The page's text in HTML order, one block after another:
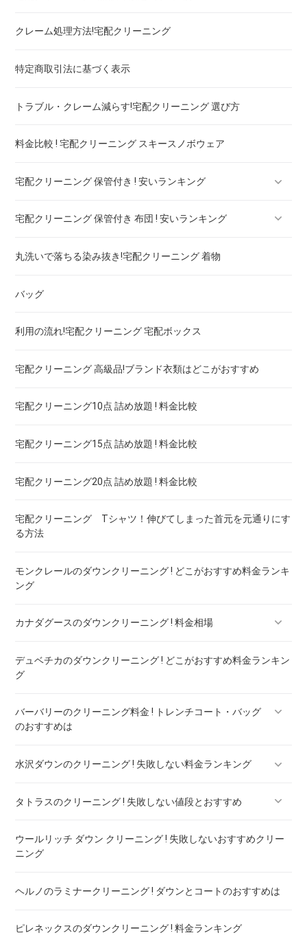
ブランドワンピース！宅配クリーニング 高品質 料金 比較
スカート・パンツ
セーター・カーディガン
スラックス
ブランドジャケット！宅配クリーニング 高品質 料金 比較
ブランドブラウス！宅配クリーニング 高品質 料金 比較
ブランドネクタイ！宅配クリーニング 高品質 料金 比較
ドレス！宅配クリーニング 高品質 料金 比較
ウェディングドレス
ブランドワイシャツ！宅配クリーニング 高品質 料金 比較
ブランドダウン！宅配クリーニング 高品質 料金 比較
クレーム処理方法!宅配クリーニング
特定商取引法に基づく表示
トラブル・クレーム減らす!宅配クリーニング 選び方
料金比較 ! 宅配クリーニング スキースノボウェア
宅配クリーニング 保管付き ! 安いランキング
宅配クリーニング 保管付き ブーツ ! 安いランキング
宅配クリーニング 保管付き コート ! 安いランキング
宅配クリーニング 保管付き ダウン ! 安いランキング
宅配クリーニング 保管付き スノボーウェア ! 安いランキング
宅配クリーニング 保管付き 布団 ! 安いランキング
宅配クリーニング 保管付き 羽毛布団 ! 安いランキング
宅配クリーニング 保管付き 毛布 ! 安いランキング
丸洗いで落ちる染み抜き!宅配クリーニング 着物
バッグ
利用の流れ!宅配クリーニング 宅配ボックス
宅配クリーニング 高級品!ブランド衣類はどこがおすすめ
宅配クリーニング10点 詰め放題 ! 料金比較
宅配クリーニング15点 詰め放題 ! 料金比較
宅配クリーニング20点 詰め放題 ! 料金比較
宅配クリーニング Tシャツ！伸びてしまった首元を元通りにす
る方法
モンクレールのダウンクリーニング ! どこがおすすめ料金ランキ
ング
カナダグースのダウンクリーニング ! 料金相場
カナダグースのダウンのリペア ! 料金ランキング
デュベチカのダウンクリーニング ! どこがおすすめ料金ランキン
グ
バーバリーのクリーニング料金 ! トレンチコート・バッグ
のおすすめは
バーバリー ダウン クリーニング ! 料金ランキング
水沢ダウンのクリーニング ! 失敗しない料金ランキング
水沢ダウンのリペア ! 料金ランキング
タトラスのクリーニング ! 失敗しない値段とおすすめ
タトラスのダウンのリペア ! 料金ランキング
ウールリッチ ダウン クリーニング ! 失敗しないおすすめクリー
ニング
ヘルノのラミナークリーニング ! ダウンとコートのおすすめは
ピレネックスのダウンクリーニング ! 料金ランキング